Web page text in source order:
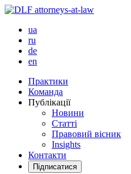
ua
ru
de
en
Практики
Команда
Публікації
Новини
Статті
Правовий вісник
Insights
Контакти
Підписатися